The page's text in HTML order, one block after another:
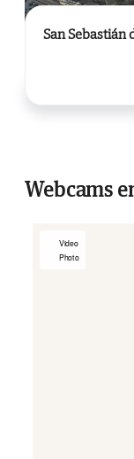
San Sebastián
Webcams